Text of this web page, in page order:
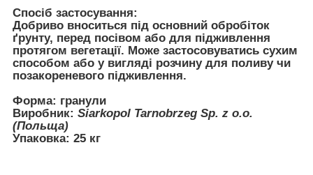
Спосіб застосування:
Добриво вноситься під основний обробіток
ґрунту, перед посівом або для підживлення
протягом вегетації. Може застосовуватись сухим
способом або у вигляді розчину для поливу чи
позакореневого підживлення.
Форма: гранули
Виробник: Siarkopol Tarnobrzeg Sp. z o.o.
(Польща)
Упаковка: 25 кг